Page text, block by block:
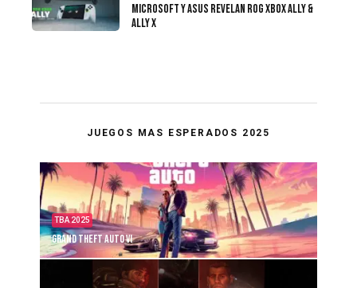
Microsoft y Asus Revelan ROG Xbox Ally &
Ally X
JUEGOS MAS ESPERADOS 2025
TBA 2025
Grand Theft Auto VI